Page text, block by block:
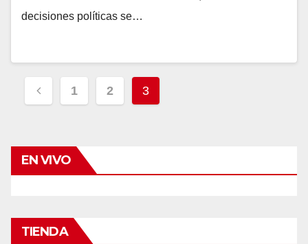
decisiones políticas se…
Navegación
de
1 2 3
EN VIVO
TIENDA